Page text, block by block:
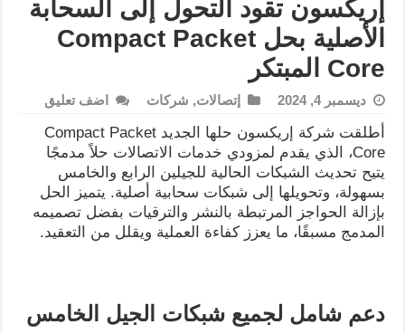
إريكسون تقود التحول إلى السحابة
الأصلية بحل Compact Packet
Core المبتكر
ديسمبر 4, 2024 إتصالات, شركات اضف تعليق
أطلقت شركة إريكسون حلها الجديد Compact Packet
Core، الذي يقدم لمزودي خدمات الاتصالات حلاً مدمجًا
يتيح تحديث الشبكات الحالية للجيلين الرابع والخامس
بسهولة، وتحويلها إلى شبكات سحابية أصلية. يتميز الحل
بإزالة الحواجز المرتبطة بالنشر والترقيات بفضل تصميمه
المدمج مسبقًا، ما يعزز كفاءة العملية ويقلل من التعقيد.
دعم شامل لجميع شبكات الجيل الخامس